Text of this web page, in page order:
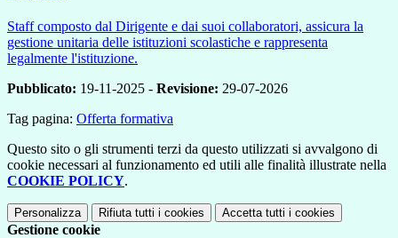
Staff composto dal Dirigente e dai suoi collaboratori, assicura la
gestione unitaria delle istituzioni scolastiche e rappresenta
legalmente l'istituzione.
Pubblicato: 19-11-2025 - Revisione: 29-07-2026
Tag pagina: Offerta formativa
Questo sito o gli strumenti terzi da questo utilizzati si avvalgono di
cookie necessari al funzionamento ed utili alle finalità illustrate nella
COOKIE POLICY.
Personalizza Rifiuta tutti i cookies Accetta tutti i cookies
Gestione cookie